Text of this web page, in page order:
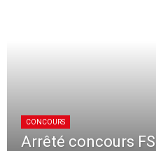
CONCOURS
Arrêté concours